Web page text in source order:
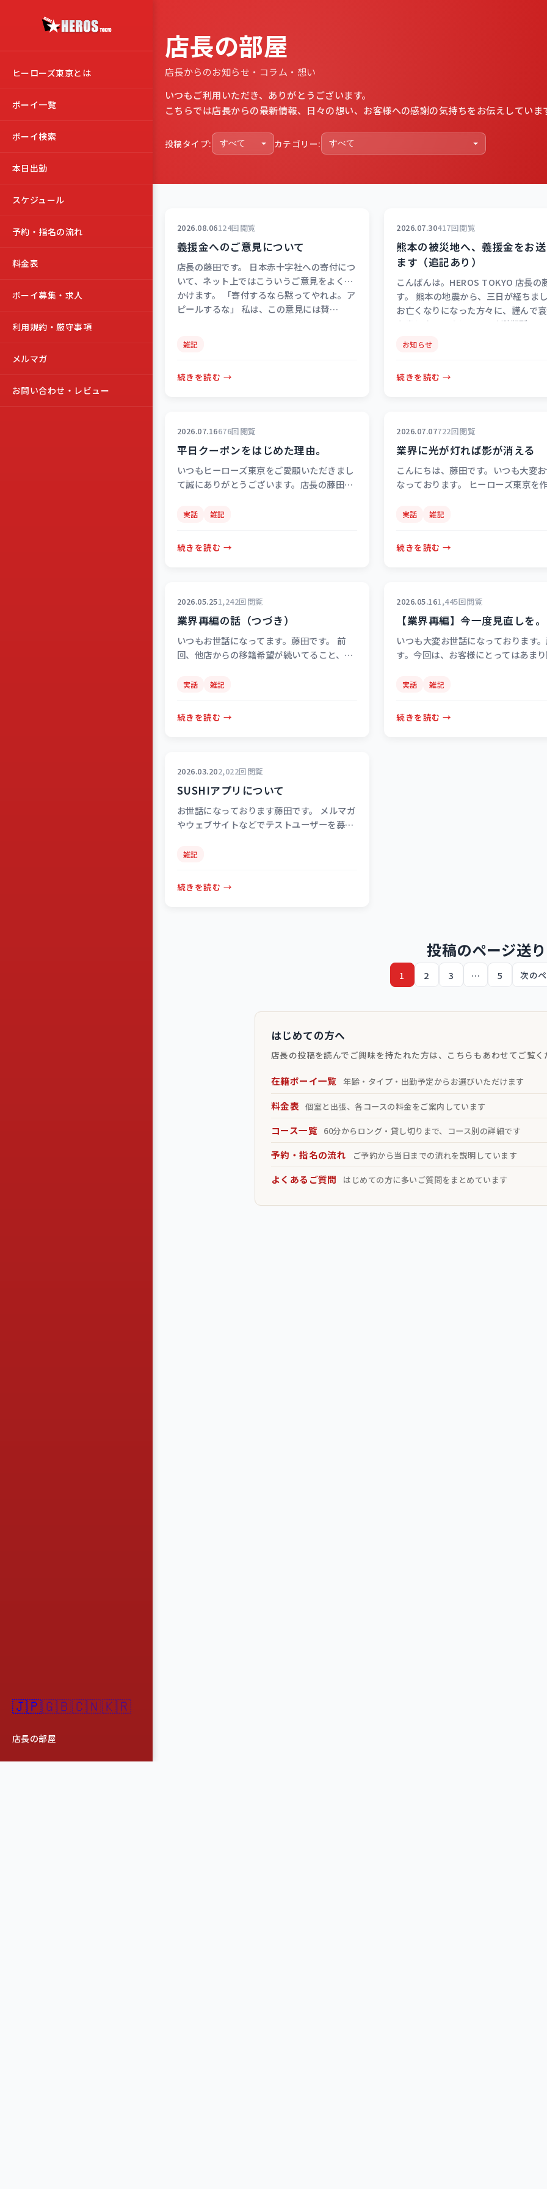
ヒーローズ東京とは
ボーイ一覧
ボーイ検索
本日出勤
スケジュール
予約・指名の流れ
料金表
ボーイ募集・求人
利用規約・厳守事項
メルマガ
お問い合わせ・レビュー
🇯🇵🇬🇧🇨🇳🇰🇷
店長の部屋
店長の部屋
店長からのお知らせ・コラム・想い
いつもご利用いただき、ありがとうございます。
こちらでは店長からの最新情報、日々の想い、お客様への感謝の気持ちをお伝えしていま
投稿タイプ: カテゴリー:
2026.08.06124回閲覧
義援金へのご意見について
店長の藤田です。 日本赤十字社への寄付につ
いて、ネット上ではこういうご意見をよく見
かけます。 「寄付するなら黙ってやれよ。ア
ピールするな」 私は、この意見には賛…
雑記
続きを読む →
2026.07.30417回閲覧
熊本の被災地へ、義援金をお
ます（追記あり）
こんばんは。HEROS TOKYO 店長の
す。 熊本の地震から、三日が経ちまし
お亡くなりになった方々に、謹んで
を表します。そして、いま避難所…
お知らせ
続きを読む →
2026.07.16676回閲覧
平日クーポンをはじめた理由。
いつもヒーローズ東京をご愛顧いただきまし
て誠にありがとうございます。店長の藤田で
クーポンをお配りしています。このク…
実話 雑記
続きを読む →
2026.07.07722回閲覧
業界に光が灯れば影が消える
こんにちは、藤田です。いつも大変
なっております。 ヒーローズ東京を
いりました。 業界に蔓延る暴力や罵
実話 雑記
続きを読む →
2026.05.251,242回閲覧
業界再編の話（つづき）
いつもお世話になってます。藤田です。 前
回、他店からの移籍希望が続いてること、そ
ろまかしてるマネージャーがいる」という
実話 雑記
続きを読む →
2026.05.161,445回閲覧
【業界再編】今一度見直しを。
いつも大変お世話になっております
す。今回は、お客様にとってはあま
せるのではなく、責任ある業界編成
実話 雑記
続きを読む →
2026.03.202,022回閲覧
SUSHIアプリについて
お世話になっております藤田です。 メルマガ
やウェブサイトなどでテストユーザーを募集
誠に感謝いたします。 まず、SUSHI…
雑記
続きを読む →
投稿のページ送り
1 2 3 … 5 次の
はじめての方へ
店長の投稿を読んでご興味を持たれた方は、こちらもあわせてご覧く
在籍ボーイ一覧 年齢・タイプ・出勤予定からお選びいただけます
料金表 個室と出張、各コースの料金をご案内しています
コース一覧 60分からロング・貸し切りまで、コース別の詳細です
予約・指名の流れ ご予約から当日までの流れを説明しています
よくあるご質問 はじめての方に多いご質問をまとめています